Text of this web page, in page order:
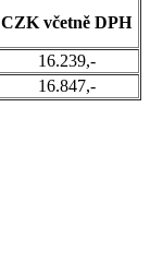
CZK včetně DPH
16.239,-
16.847,-